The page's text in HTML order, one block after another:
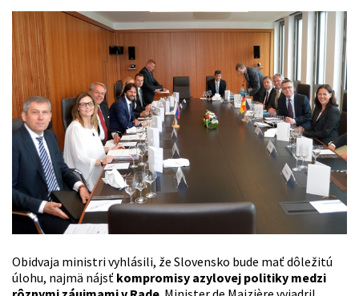
Obidvaja ministri vyhlásili, že Slovensko bude mať dôležitú
úlohu, najmä nájsť kompromisy azylovej politiky medzi